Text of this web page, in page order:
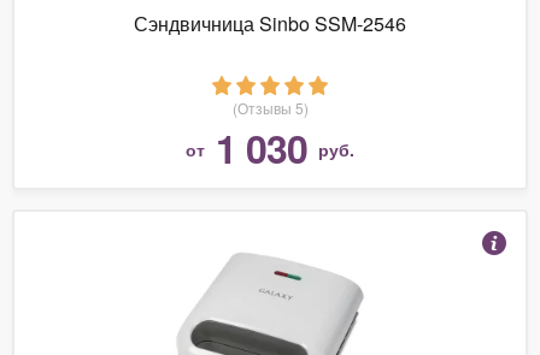
Сэндвичница Sinbo SSM-2546
(Отзывы 5)
от 1 030 руб.